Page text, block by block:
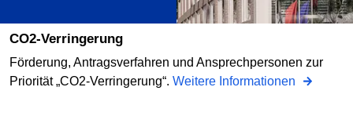
CO2-Verringerung
Förderung, Antragsverfahren und Ansprechpersonen zur
Priorität „CO2-Verringerung“. Weitere Informationen